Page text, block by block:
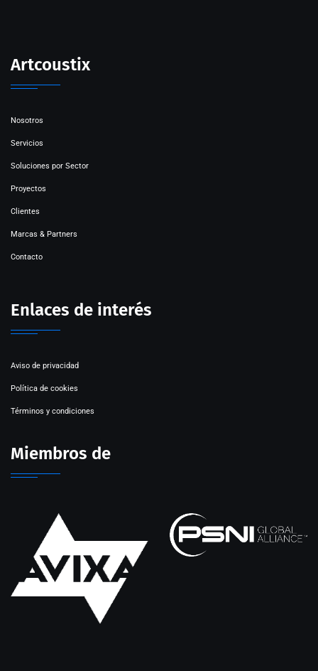
Artcoustix
Nosotros
Servicios
Soluciones por Sector
Proyectos
Clientes
Marcas & Partners
Contacto
Enlaces de interés
Aviso de privacidad
Política de cookies
Términos y condiciones
Miembros de